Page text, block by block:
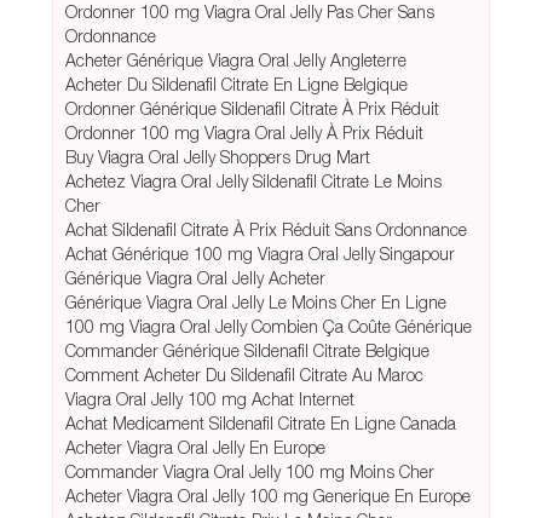
Ordonner 100 mg Viagra Oral Jelly Pas Cher Sans
Ordonnance
Acheter Générique Viagra Oral Jelly Angleterre
Acheter Du Sildenafil Citrate En Ligne Belgique
Ordonner Générique Sildenafil Citrate À Prix Réduit
Ordonner 100 mg Viagra Oral Jelly À Prix Réduit
Buy Viagra Oral Jelly Shoppers Drug Mart
Achetez Viagra Oral Jelly Sildenafil Citrate Le Moins
Cher
Achat Sildenafil Citrate À Prix Réduit Sans Ordonnance
Achat Générique 100 mg Viagra Oral Jelly Singapour
Générique Viagra Oral Jelly Acheter
Générique Viagra Oral Jelly Le Moins Cher En Ligne
100 mg Viagra Oral Jelly Combien Ça Coûte Générique
Commander Générique Sildenafil Citrate Belgique
Comment Acheter Du Sildenafil Citrate Au Maroc
Viagra Oral Jelly 100 mg Achat Internet
Achat Medicament Sildenafil Citrate En Ligne Canada
Acheter Viagra Oral Jelly En Europe
Commander Viagra Oral Jelly 100 mg Moins Cher
Acheter Viagra Oral Jelly 100 mg Generique En Europe